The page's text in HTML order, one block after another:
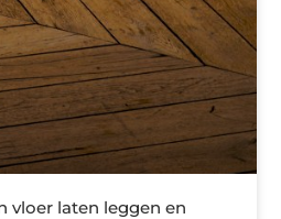
vloer laten leggen en